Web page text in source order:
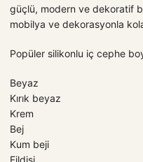
güçlü, modern ve dekoratif
mobilya ve dekorasyonla
Popüler silikonlu iç cephe
Beyaz
Kırık beyaz
Krem
Bej
Kum beji
Fildişi